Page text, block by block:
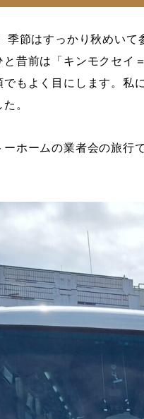
季節はすっかり秋めい
と昔前は「キンモクセイ
でもよく目にします。私
。
ーホームの業者会の旅行